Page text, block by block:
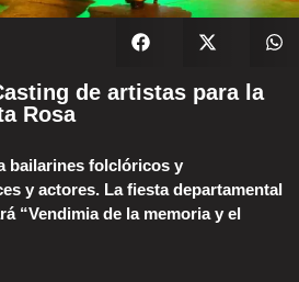
de artistas para la
Rosa
bailarines folclóricos y
y actores. La fiesta departamental
“Vendimia de la memoria y el